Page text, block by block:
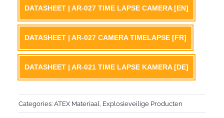
DATASHEET | AR-027 TIME LAPSE CAMERA [EN]
DATASHEET | AR-027 CAMERA TIMELAPSE [FR]
DATASHEET | AR-021 TIME LAPSE KAMERA [DE]
Categories:ATEX Materiaal Explosieveilige Producten